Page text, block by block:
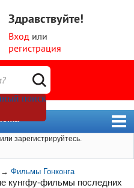
Здравствуйте!
Вход или
регистрация
зарегистрируйтесь.
→Фильмы Гонконга
кунгфу-фильмы последних